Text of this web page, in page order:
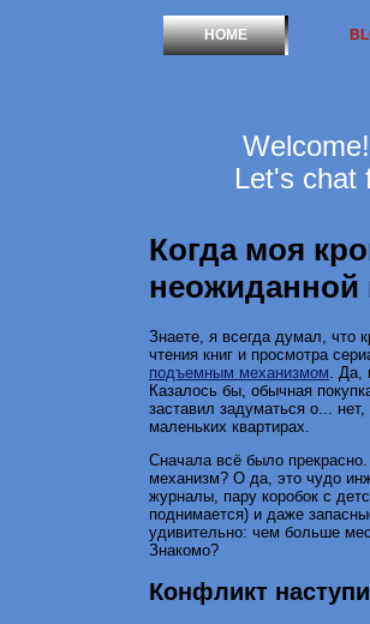
HOME
Let's chat
Когда моя
неожиданной
Знаете, я всегда думал, что
чтения книг и просмотра
подъемным механизмом .
Казалось бы, обычная
заставил задуматься о...
маленьких квартирах.
Сначала всё было
механизм? О да, это чудо
журналы, пару коробок с
поднимается) и даже
удивительно: чем больше
Знакомо?
Конфликт